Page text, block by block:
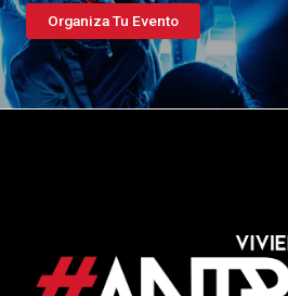
Organiza Tu Evento